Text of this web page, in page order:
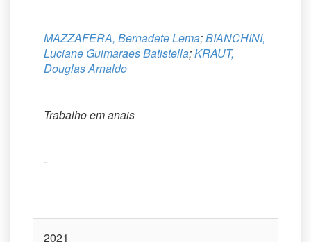
MAZZAFERA, Bernadete Lema;BIANCHINI,
Luciane Guimaraes Batistella;KRAUT,
Douglas Arnaldo
Trabalho em anais
-
2021